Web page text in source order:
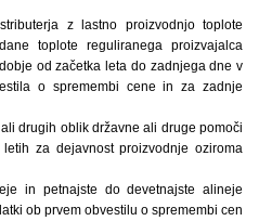
z lastno proizvodnjo toplote
toplote reguliranega proizvajalca
od začetka leta do zadnjega dne v
o spremembi cene in za zadnje
drugih oblik državne ali druge pomoči
za dejavnost proizvodnje oziroma
in petnajste do devetnajste alineje
ob prvem obvestilu o spremembi cen